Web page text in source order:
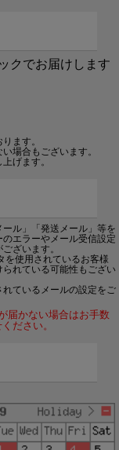
クでお届けします
ます。
場合もございます。
げます。
ル」「発送メール」等を
エラーやメール受信設定
ざいます。
を使用されているお客様
れている可能性もござい
ているメールの設定をご
届かない場合はお手数
ださい。